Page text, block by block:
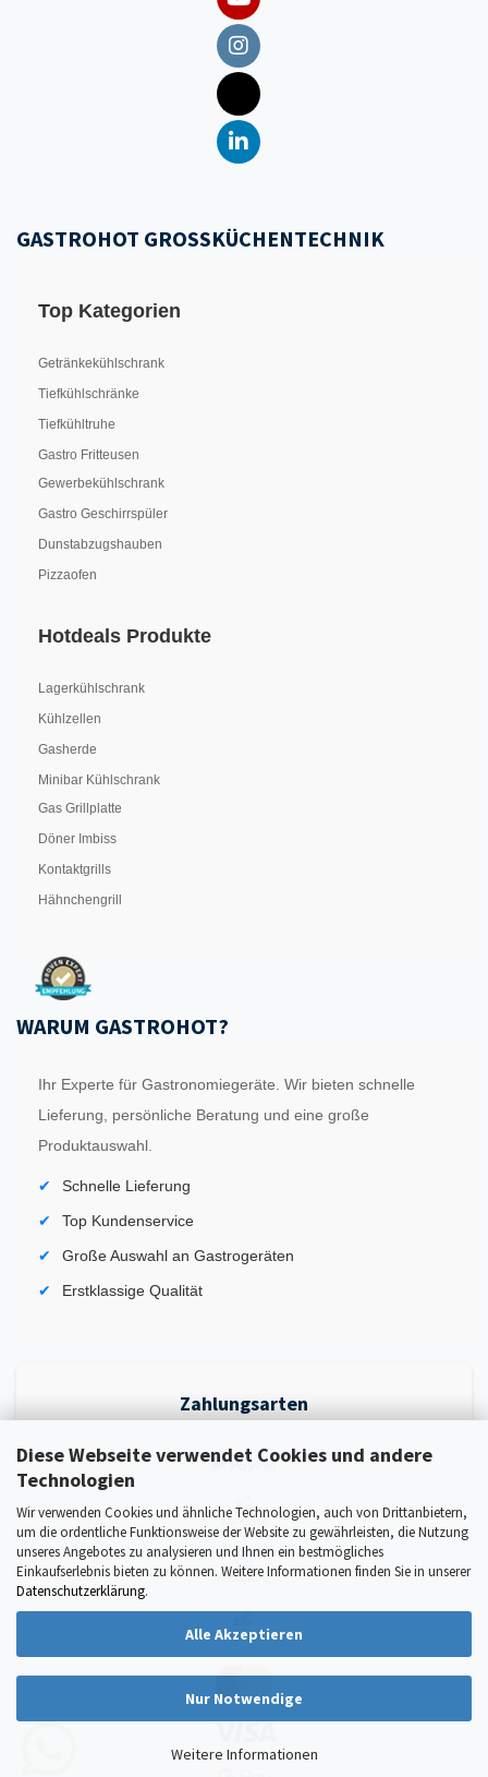
Diese Webseite verwendet Cookies und andere
Technologien
Wir verwenden Cookies und ähnliche Technologien, auch von Drittanbietern,
um die ordentliche Funktionsweise der Website zu gewährleisten, die Nutzung
unseres Angebotes zu analysieren und Ihnen ein bestmögliches
Einkaufserlebnis bieten zu können. Weitere Informationen finden Sie in unserer
Datenschutzerklärung.
Alle Akzeptieren
Nur Notwendige
Weitere Informationen
GASTROHOT GROSSKÜCHENTECHNIK
Top Kategorien
Getränkekühlschrank
Tiefkühlschränke
Tiefkühltruhe
Gastro Fritteusen
Gewerbekühlschrank
Gastro Geschirrspüler
Dunstabzugshauben
Pizzaofen
Hotdeals Produkte
Lagerkühlschrank
Kühlzellen
Gasherde
Minibar Kühlschrank
Gas Grillplatte
Döner Imbiss
Kontaktgrills
Hähnchengrill
WARUM GASTROHOT?
Ihr Experte für Gastronomiegeräte. Wir bieten schnelle
Lieferung, persönliche Beratung und eine große
Produktauswahl.
Schnelle Lieferung
Top Kundenservice
Große Auswahl an Gastrogeräten
Erstklassige Qualität
Zahlungsarten